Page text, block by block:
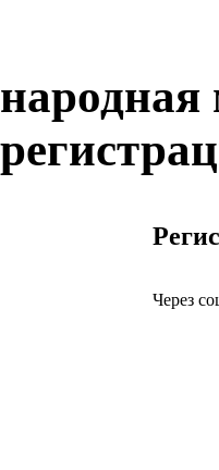
народная
Через